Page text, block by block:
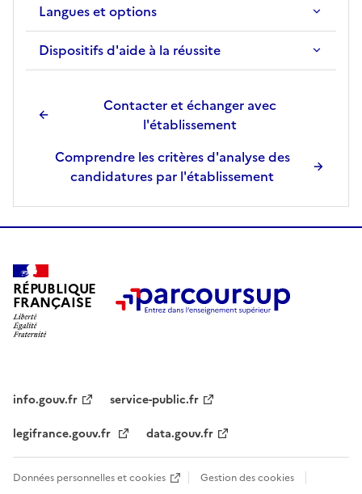
Langues et options
Dispositifs d'aide à la réussite
Contacter et échanger avec
l'établissement
Comprendre les critères d'analyse des
candidatures par l'établissement
RÉPUBLIQUE
FRANÇAISE
info.gouv.fr
service-public.fr
legifrance.gouv.fr
data.gouv.fr
Données personnelles et cookies Gestion des cookies